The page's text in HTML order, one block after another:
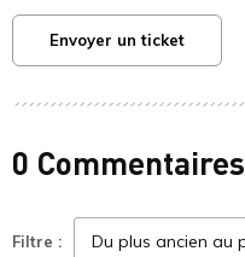
Envoyer un ticket
0 Commentaires
Filtre :